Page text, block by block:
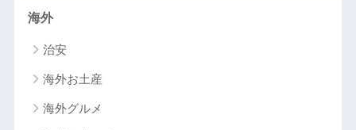
海外
治安
海外お土産
海外グルメ